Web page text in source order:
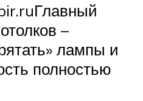
–
лампы и
полностью